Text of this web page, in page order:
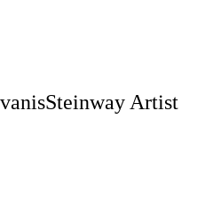
Steinway Artist